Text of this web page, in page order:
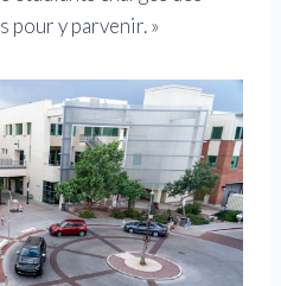
pour y parvenir. »